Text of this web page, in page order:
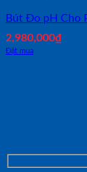
Bút Đo pH Cho
2,980,000₫
Đặt mua